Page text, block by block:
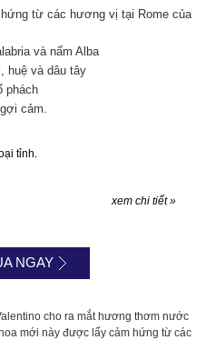
từ các hương vị tại Rome của
và nấm Alba
huệ và dâu tây
phách
cảm.
tỉnh.
xem chi tiết »
NGAY
cho ra mắt hương thơm nước
mới này được lấy cảm hứng từ các